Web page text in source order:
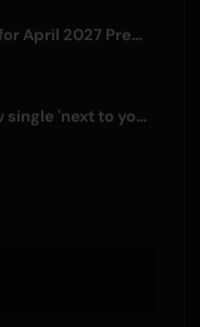
TV Anime 'Shozen' Set for April 2027 Premiere on Fuji TV
Sagiri Sol releases new single 'next to your love' after hiatus